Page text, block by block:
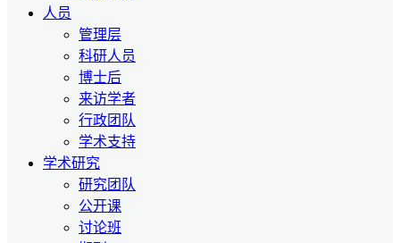
人员
管理层
科研人员
博士后
来访学者
行政团队
学术支持
学术研究
研究团队
公开课
讨论班